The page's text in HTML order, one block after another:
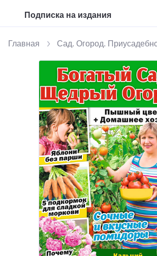
Подписка на издания
Главная Сад. Огород.